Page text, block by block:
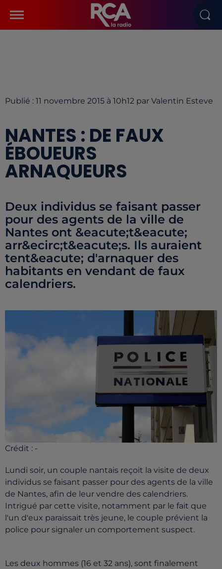
Publié : 11 novembre 2015 à 10h12 par Valentin Esteve
NANTES : DE FAUX
ÉBOUEURS
ARNAQUEURS
Deux individus se faisant passer
pour des agents de la ville de
Nantes ont &eacute;t&eacute;
arr&ecirc;t&eacute;s. Ils auraient
tent&eacute; d'arnaquer des
habitants en vendant de faux
calendriers.
Crédit : -
Lundi soir, un couple nantais reçoit la visite de deux
individus se faisant passer pour des agents de la ville
de Nantes, afin de leur vendre des calendriers.
Intrigué par cette visite, notamment par le fait que
l'un d'eux paraissait très jeune, le couple prévient la
police pour signaler un comportement suspect.
Les deux hommes (16 et 32 ans), sont finalement